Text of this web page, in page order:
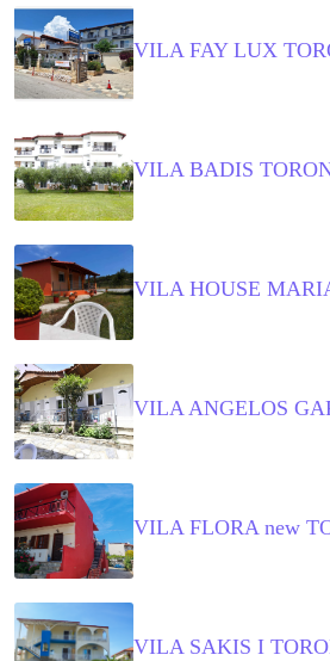
VILA FAY LUX
VILA BADIS
VILA HOUSE
VILA ANGELOS
VILA FLORA new
VILA SAKIS I